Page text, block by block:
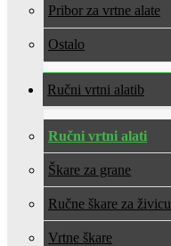
Pribor za vrtne alate
Ostalo
Ručni vrtni alati
Ručni vrtni alati
Škare za grane
Ručne škare za živicu
Vrtne škare